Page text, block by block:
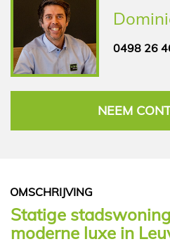
0498 26
NEEM
OMSCHRIJVING
Statige
moderne luxe in